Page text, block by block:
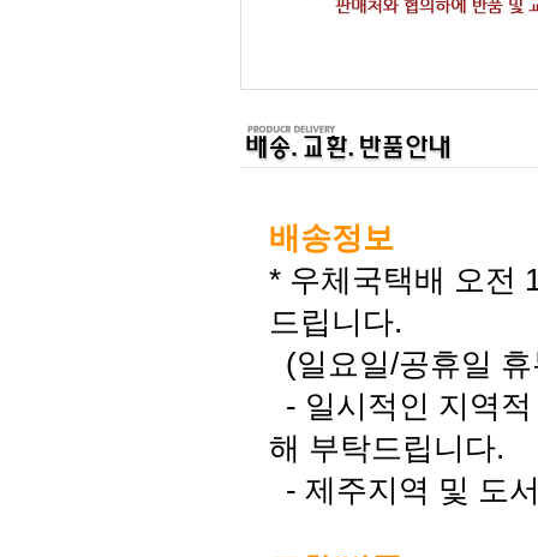
배송정보
* 우체국택배 오전
드립니다.
(일요일/공휴일
- 일시적인 지역
해 부탁드립니다.
- 제주지역 및 도